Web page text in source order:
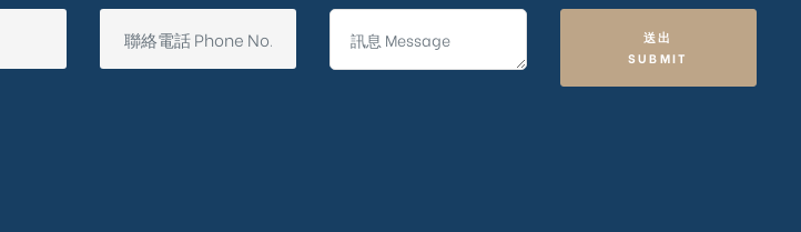
送出
SUBMIT